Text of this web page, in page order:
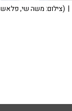
| (צילום: משה שי, פלאש 90)